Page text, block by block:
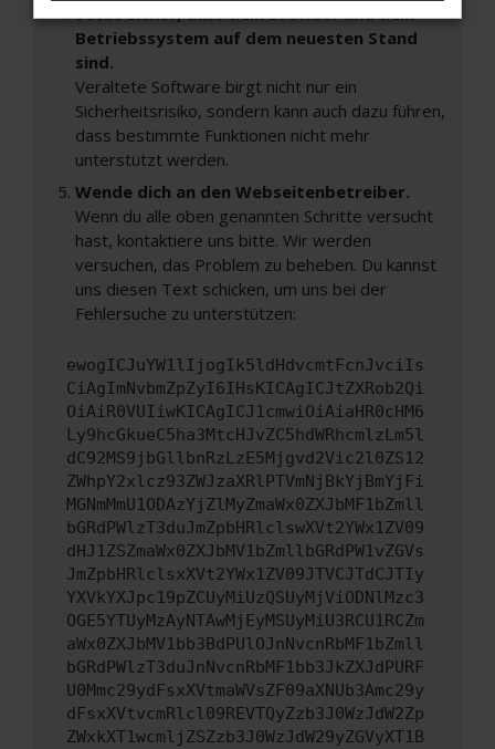
Stelle sicher, dass dein Browser und dein
Betriebssystem auf dem neuesten Stand
sind.
Veraltete Software birgt nicht nur ein
Sicherheitsrisiko, sondern kann auch dazu führen,
dass bestimmte Funktionen nicht mehr
unterstützt werden.
Wende dich an den Webseitenbetreiber.
Wenn du alle oben genannten Schritte versucht
hast, kontaktiere uns bitte. Wir werden
versuchen, das Problem zu beheben. Du kannst
uns diesen Text schicken, um uns bei der
Fehlersuche zu unterstützen:
ewogICJuYW1lIjogIk5ldHdvcmtFcnJvciIs
CiAgImNvbmZpZyI6IHsKICAgICJtZXRob2Qi
OiAiR0VUIiwKICAgICJ1cmwiOiAiaHR0cHM6
Ly9hcGkueC5ha3MtcHJvZC5hdWRhcmlzLm5l
dC92MS9jbGllbnRzLzE5Mjgvd2Vic2l0ZS12
ZWhpY2xlcz93ZWJzaXRlPTVmNjBkYjBmYjFi
MGNmMmU1ODAzYjZlMyZmaWx0ZXJbMF1bZmll
bGRdPWlzT3duJmZpbHRlclswXVt2YWx1ZV09
dHJ1ZSZmaWx0ZXJbMV1bZmllbGRdPW1vZGVs
JmZpbHRlclsxXVt2YWx1ZV09JTVCJTdCJTIy
YXVkYXJpc19pZCUyMiUzQSUyMjViODNlMzc3
OGE5YTUyMzAyNTAwMjEyMSUyMiU3RCU1RCZm
aWx0ZXJbMV1bb3BdPUlOJnNvcnRbMF1bZmll
bGRdPWlzT3duJnNvcnRbMF1bb3JkZXJdPURF
U0Mmc29ydFsxXVtmaWVsZF09aXNUb3Amc29y
dFsxXVtvcmRlcl09REVTQyZzb3J0WzJdW2Zp
ZWxkXT1wcmljZSZzb3J0WzJdW29yZGVyXT1B